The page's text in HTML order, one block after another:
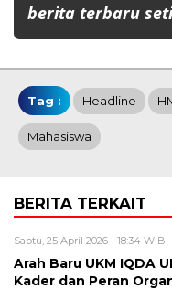
berita terbaru
Tag : Headline
Mahasiswa
BERITA TERKAIT
Sabtu, 25 April 2026 - 18:34 WIB
Arah Baru UKM IQDA
Kader dan Peran